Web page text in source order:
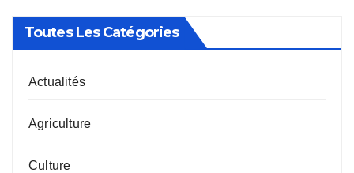
Toutes Les Catégories
Actualités
Agriculture
Culture